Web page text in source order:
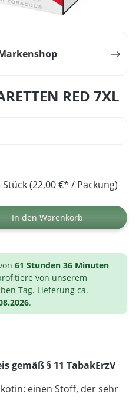
RED 7XL
(22,00 €* / Packung)
den gewünschten
In den Warenkorb
61 Stunden 36 Minuten
von unserem
Tag. Lieferung ca.
.
gemäß § 11 TabakErzV
einen Stoff, der sehr